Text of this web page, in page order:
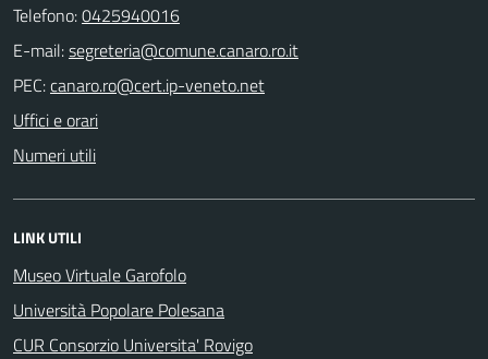
Telefono:0425940016
E-mail:
PEC:
Uffici e orari
Numeri utili
LINK UTILI
Museo Virtuale Garofolo
Università Popolare Polesana
CUR Consorzio Universita' Rovigo